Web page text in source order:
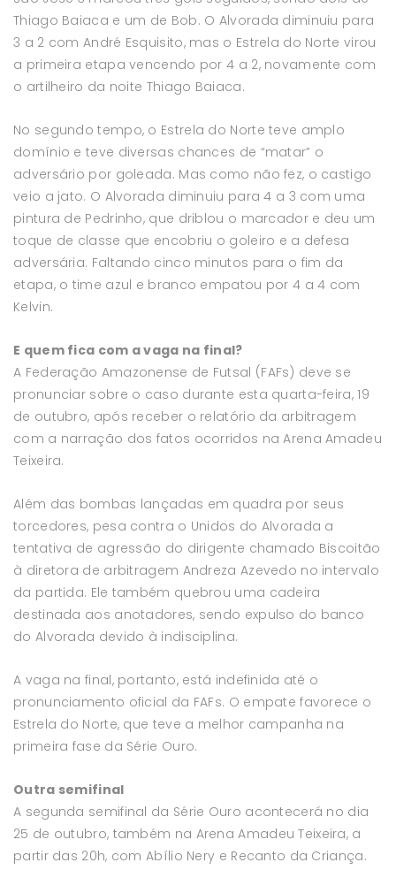
Thiago Baiaca e um de Bob. O Alvorada diminuiu para
3 a 2 com André Esquisito, mas o Estrela do Norte virou
a primeira etapa vencendo por 4 a 2, novamente com
o artilheiro da noite Thiago Baiaca.
No segundo tempo, o Estrela do Norte teve amplo
domínio e teve diversas chances de “matar” o
adversário por goleada. Mas como não fez, o castigo
veio a jato. O Alvorada diminuiu para 4 a 3 com uma
pintura de Pedrinho, que driblou o marcador e deu um
toque de classe que encobriu o goleiro e a defesa
adversária. Faltando cinco minutos para o fim da
etapa, o time azul e branco empatou por 4 a 4 com
Kelvin.
E quem fica com a vaga na final?
A Federação Amazonense de Futsal (FAFs) deve se
pronunciar sobre o caso durante esta quarta-feira, 19
de outubro, após receber o relatório da arbitragem
com a narração dos fatos ocorridos na Arena Amadeu
Teixeira.
Além das bombas lançadas em quadra por seus
torcedores, pesa contra o Unidos do Alvorada a
tentativa de agressão do dirigente chamado Biscoitão
à diretora de arbitragem Andreza Azevedo no intervalo
da partida. Ele também quebrou uma cadeira
destinada aos anotadores, sendo expulso do banco
do Alvorada devido à indisciplina.
A vaga na final, portanto, está indefinida até o
pronunciamento oficial da FAFs. O empate favorece o
Estrela do Norte, que teve a melhor campanha na
primeira fase da Série Ouro.
Outra semifinal
A segunda semifinal da Série Ouro acontecerá no dia
25 de outubro, também na Arena Amadeu Teixeira, a
partir das 20h, com Abílio Nery e Recanto da Criança.